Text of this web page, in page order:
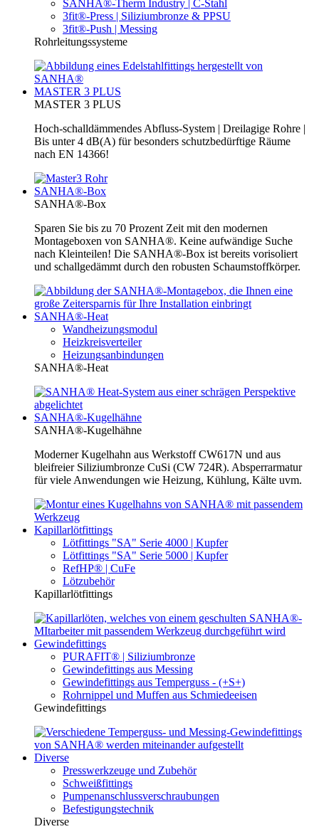
SANHA®-Therm Industry | C-Stahl
3fit®-Press | Siliziumbronze & PPSU
3fit®-Push | Messing
Rohrleitungssysteme
MASTER 3 PLUS
MASTER 3 PLUS
Hoch-schalldämmendes Abfluss-System | Dreilagige Rohre |
Bis unter 4 dB(A) für besonders schutzbedürftige Räume
nach EN 14366!
SANHA®-Box
SANHA®-Box
Sparen Sie bis zu 70 Prozent Zeit mit den modernen
Montageboxen von SANHA®. Keine aufwändige Suche
nach Kleinteilen! Die SANHA®-Box ist bereits vorisoliert
und schallgedämmt durch den robusten Schaumstoffkörper.
SANHA®-Heat
Wandheizungsmodul
Heizkreisverteiler
Heizungsanbindungen
SANHA®-Heat
SANHA®-Kugelhähne
SANHA®-Kugelhähne
Moderner Kugelhahn aus Werkstoff CW617N und aus
bleifreier Siliziumbronze CuSi (CW 724R). Absperrarmatur
für viele Anwendungen wie Heizung, Kühlung, Kälte uvm.
Kapillarlötfittings
Lötfittings "SA" Serie 4000 | Kupfer
Lötfittings "SA" Serie 5000 | Kupfer
RefHP® | CuFe
Lötzubehör
Kapillarlötfittings
Gewindefittings
PURAFIT® | Siliziumbronze
Gewindefittings aus Messing
Gewindefittings aus Temperguss - (+S+)
Rohrnippel und Muffen aus Schmiedeeisen
Gewindefittings
Diverse
Presswerkzeuge und Zubehör
Schweißfittings
Pumpenanschlussverschraubungen
Befestigungstechnik
Diverse